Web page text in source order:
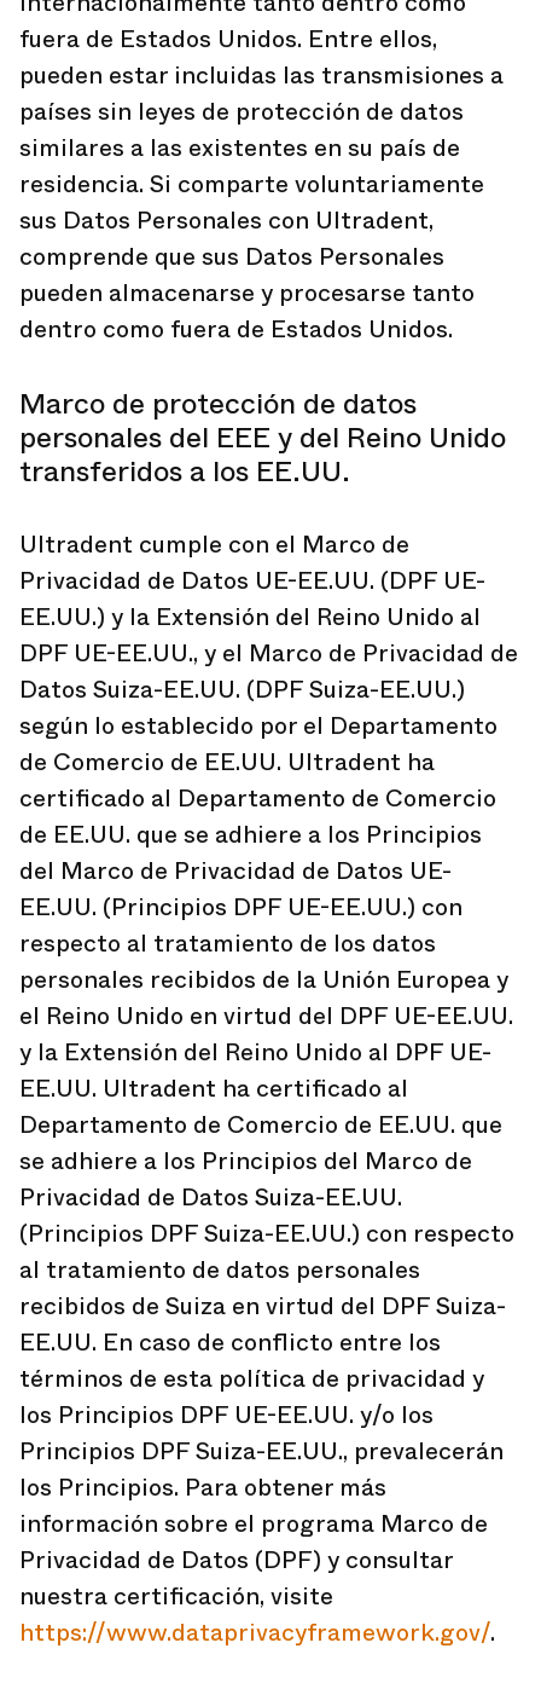
fuera de Estados Unidos. Entre ellos,
pueden estar incluidas las transmisiones a
países sin leyes de protección de datos
similares a las existentes en su país de
residencia. Si comparte voluntariamente
sus Datos Personales con Ultradent,
comprende que sus Datos Personales
pueden almacenarse y procesarse tanto
dentro como fuera de Estados Unidos.
Marco de protección de datos
personales del EEE y del Reino Unido
transferidos a los EE.UU.
Ultradent cumple con el Marco de
Privacidad de Datos UE-EE.UU. (DPF UE-
EE.UU.) y la Extensión del Reino Unido al
DPF UE-EE.UU., y el Marco de Privacidad de
Datos Suiza-EE.UU. (DPF Suiza-EE.UU.)
según lo establecido por el Departamento
de Comercio de EE.UU. Ultradent ha
certificado al Departamento de Comercio
de EE.UU. que se adhiere a los Principios
del Marco de Privacidad de Datos UE-
EE.UU. (Principios DPF UE-EE.UU.) con
respecto al tratamiento de los datos
personales recibidos de la Unión Europea y
el Reino Unido en virtud del DPF UE-EE.UU.
y la Extensión del Reino Unido al DPF UE-
EE.UU. Ultradent ha certificado al
Departamento de Comercio de EE.UU. que
se adhiere a los Principios del Marco de
Privacidad de Datos Suiza-EE.UU.
(Principios DPF Suiza-EE.UU.) con respecto
al tratamiento de datos personales
recibidos de Suiza en virtud del DPF Suiza-
EE.UU. En caso de conflicto entre los
términos de esta política de privacidad y
los Principios DPF UE-EE.UU. y/o los
Principios DPF Suiza-EE.UU., prevalecerán
los Principios. Para obtener más
información sobre el programa Marco de
Privacidad de Datos (DPF) y consultar
nuestra certificación, visite
https://www.dataprivacyframework.gov/.